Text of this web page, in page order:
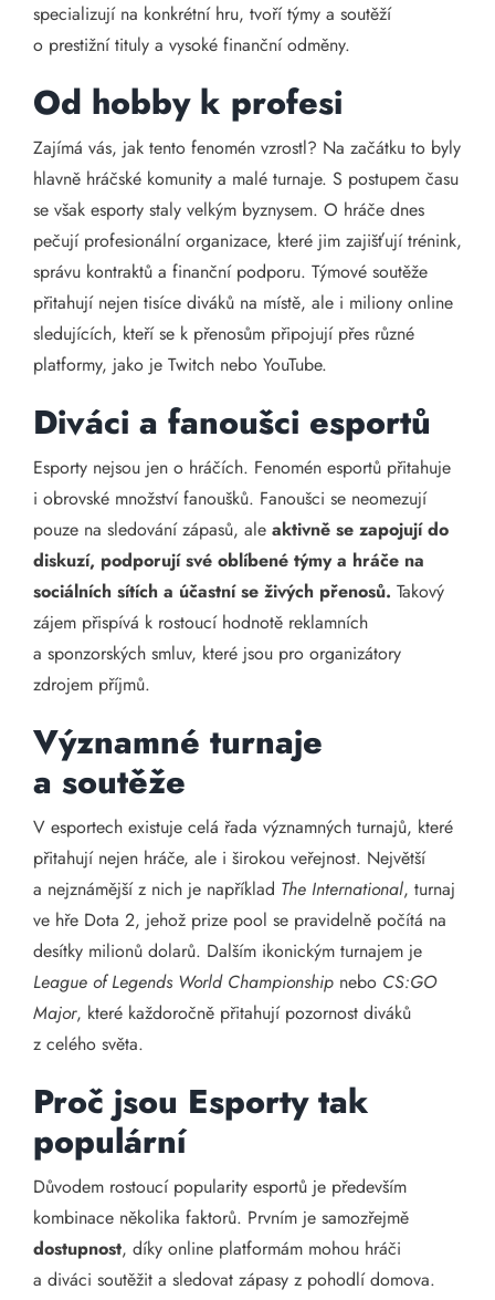
specializují na konkrétní hru, tvoří týmy a soutěží
o prestižní tituly a vysoké finanční odměny.
Od hobby k profesi
Zajímá vás, jak tento fenomén vzrostl? Na začátku to byly
hlavně hráčské komunity a malé turnaje. S postupem času
se však esporty staly velkým byznysem. O hráče dnes
pečují profesionální organizace, které jim zajišťují trénink,
správu kontraktů a finanční podporu. Týmové soutěže
přitahují nejen tisíce diváků na místě, ale i miliony online
sledujících, kteří se k přenosům připojují přes různé
platformy, jako je Twitch nebo YouTube.
Diváci a fanoušci esportů
Esporty nejsou jen o hráčích. Fenomén esportů přitahuje
i obrovské množství fanoušků. Fanoušci se neomezují
pouze na sledování zápasů, ale aktivně se zapojují do
diskuzí, podporují své oblíbené týmy a hráče na
sociálních sítích a účastní se živých přenosů. Takový
zájem přispívá k rostoucí hodnotě reklamních
a sponzorských smluv, které jsou pro organizátory
zdrojem příjmů.
Významné turnaje
a soutěže
V esportech existuje celá řada významných turnajů, které
přitahují nejen hráče, ale i širokou veřejnost. Největší
a nejznámější z nich je například The International, turnaj
ve hře Dota 2, jehož prize pool se pravidelně počítá na
desítky milionů dolarů. Dalším ikonickým turnajem je
League of Legends World Championship nebo CS:GO
Major, které každoročně přitahují pozornost diváků
z celého světa.
Proč jsou Esporty tak
populární
Důvodem rostoucí popularity esportů je především
kombinace několika faktorů. Prvním je samozřejmě
dostupnost, díky online platformám mohou hráči
a diváci soutěžit a sledovat zápasy z pohodlí domova.